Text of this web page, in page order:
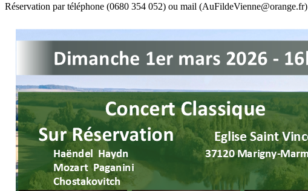
Réservation par téléphone (0680 354 052) ou mail (AuFildeVienne@orange.fr)